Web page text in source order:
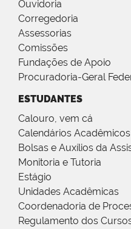
Ouvidoria
Corregedoria
Assessorias
Comissões
Fundações de Apoio
Procuradoria-Geral
ESTUDANTES
Calouro, vem cá
Calendários Acadêmicos
Bolsas e Auxílios da
Monitoria e Tutoria
Estágio
Unidades Acadêmicas
Coordenadoria de
Regulamento dos